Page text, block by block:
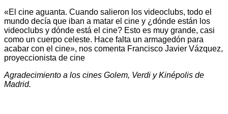
«El cine aguanta. Cuando salieron los videoclubs, todo el
mundo decía que iban a matar el cine y ¿dónde están los
videoclubs y dónde está el cine? Esto es muy grande, casi
como un cuerpo celeste. Hace falta un armagedón para
acabar con el cine», nos comenta Francisco Javier Vázquez,
proyeccionista de cine
Agradecimiento a los cines Golem, Verdi y Kinépolis de
Madrid.